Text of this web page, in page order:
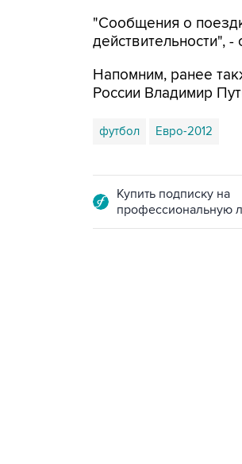
"Сообщения о
действительности",
Напомним, ранее
России Владимир
футбол Евро-2012
Купить подписку на
профессиональную